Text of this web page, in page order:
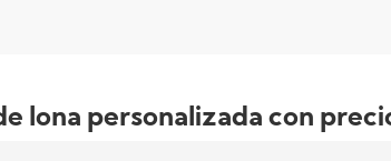
lona personalizada con